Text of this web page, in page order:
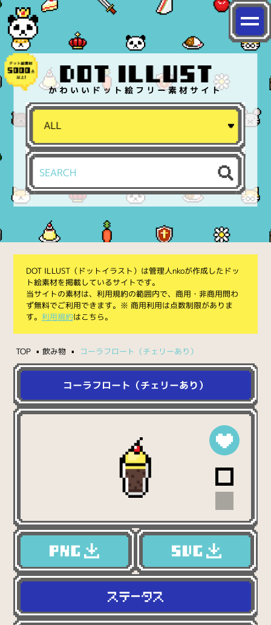
かわいいドット絵フリー素材サイト
DOT ILLUST（ドットイラスト）は管理人nkoが作成したドッ
ト絵素材を掲載しているサイトです。
当サイトの素材は、利用規約の範囲内で、商用・非商用問わ
ず無料でご利用できます。※ 商用利用は点数制限がありま
す。 利用規約はこちら。
TOP 飲み物 コーラフロート（チェリーあり）
コーラフロート（チェリーあり）